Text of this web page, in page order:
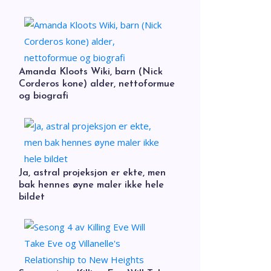
Amanda Kloots Wiki, barn (Nick
Corderos kone) alder, nettoformue
og biografi
Ja, astral projeksjon er ekte, men
bak hennes øyne maler ikke hele
bildet